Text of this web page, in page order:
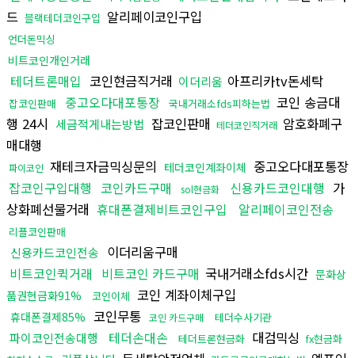
드 블랙테더코인구입 알리페이코인구입
언더돈믹싱
비트코인개인거래
테더트론매입 코인현금직거래 이더리움 아프리카tv돈세탁
잡코인판매 중고오다대포통장 국내거래소fds피하는법 코인 송금대
행 24시 세금적게내는방법 잡코인판매 테더코인직거래 암호화폐구
매대행
파이코인 재테크자금믹싱문의 테더코인계좌이체 중고오다대포통장
잡코인구입대행 코인카드구매 sol현금화 신용카드코인대행 가
상화폐선물거래 휴대폰결제비트코인구입 알리페이코인전송
리플코인판매
신용카드코인전송 이더리움구매
비트코인퀵거래 비트코인 카드구매 국내거래소fds시간 문화상
품권현금화91%
코인이체 코인 계좌이체구입
휴대폰결제85% 코인무통 코인 카드구매 테더수사기관
파이코인전송대행 테더손대손 테더트론현금화 대검믹싱 fx현금화